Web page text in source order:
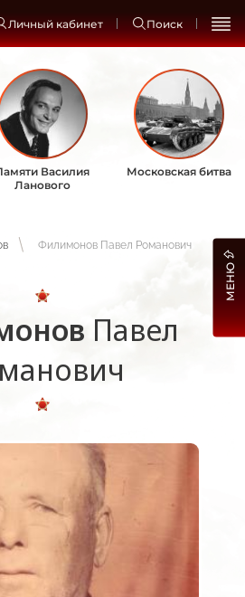
Личный кабинет Поиск
Василия
Ланового
Московская битва
Филимонов Павел Романович
Павел
МЕНЮ